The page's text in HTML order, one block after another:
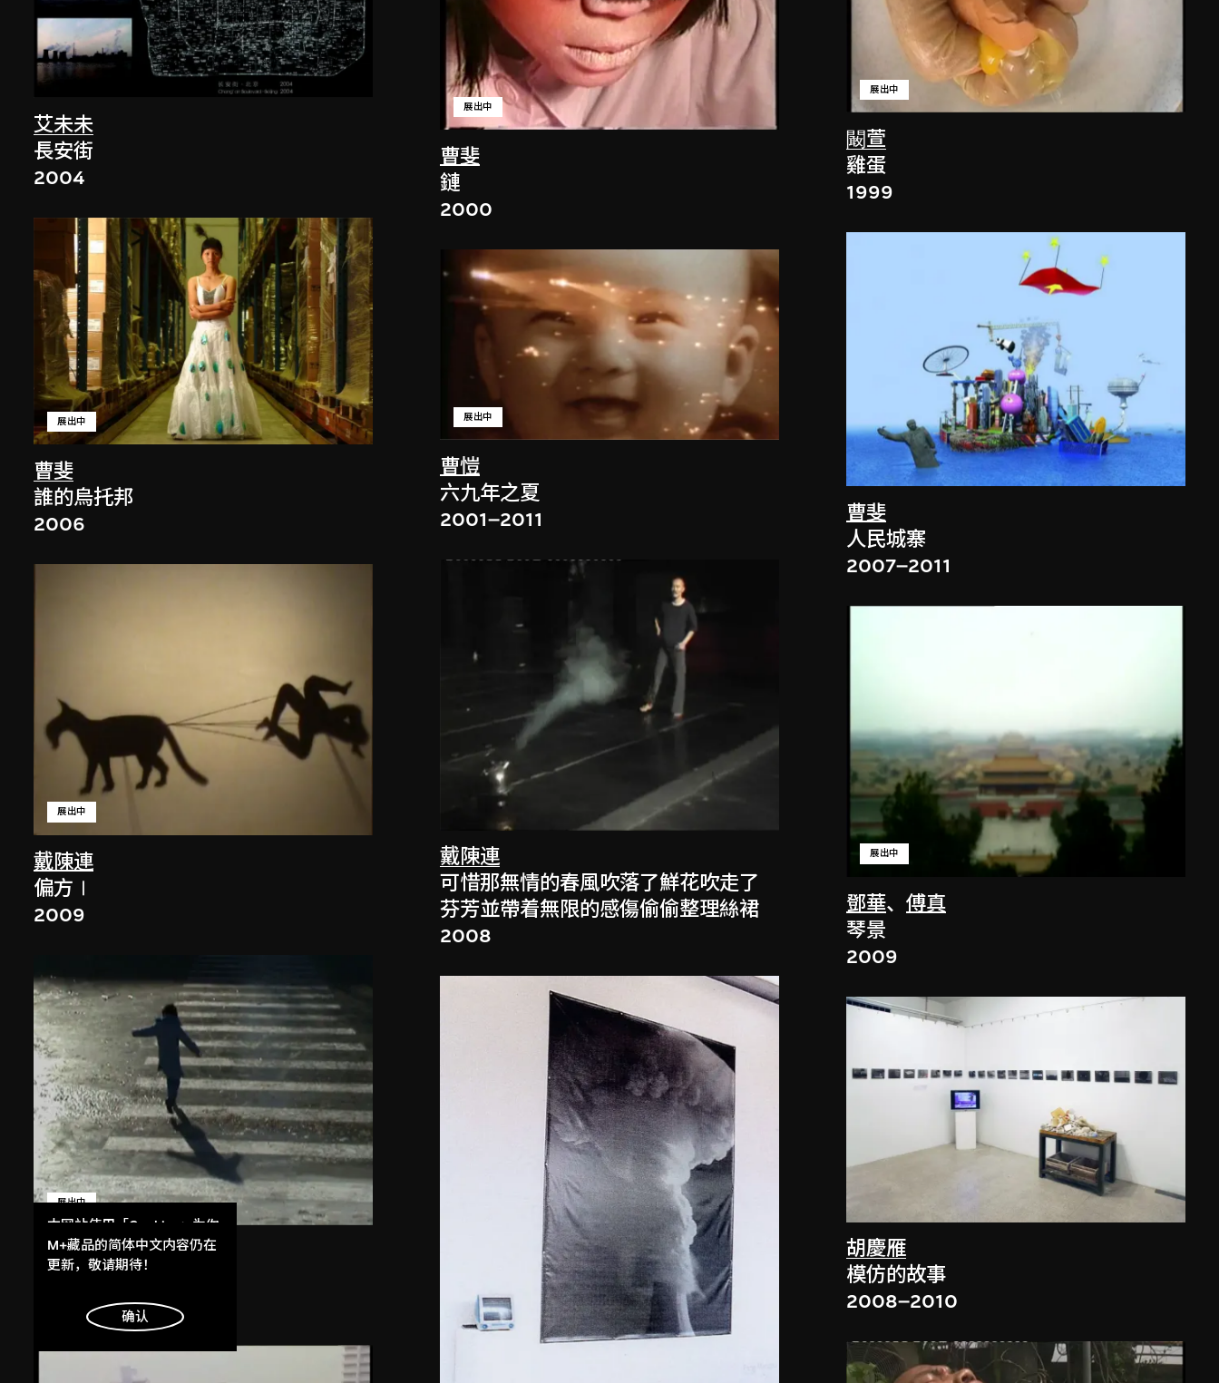
艾未未
長安街
2004
曹斐
展出中
誰的烏托邦
2006
戴陳連
展出中
偏方Ⅰ
2009
杜岩
展出中
冰面計劃──斑馬線
曹斐
展出中
鏈
2000
曹愷
展出中
六九年之夏
2001–2011
戴陳連
可惜那無情的春風吹落了鮮花吹走了
芬芳並帶着無限的感傷偷偷整理絲裙
2008
闞萱
展出中
雞蛋
1999
曹斐
人民城寨
2007–2011
鄧華、傅真
展出中
琴景
2009
胡慶雁
模仿的故事
2008–2010
本网站使用「Cookies」为你
提供最好的网站体验。
了解更多
明白
M+藏品的简体中文内容仍在
更新，敬请期待！
确认